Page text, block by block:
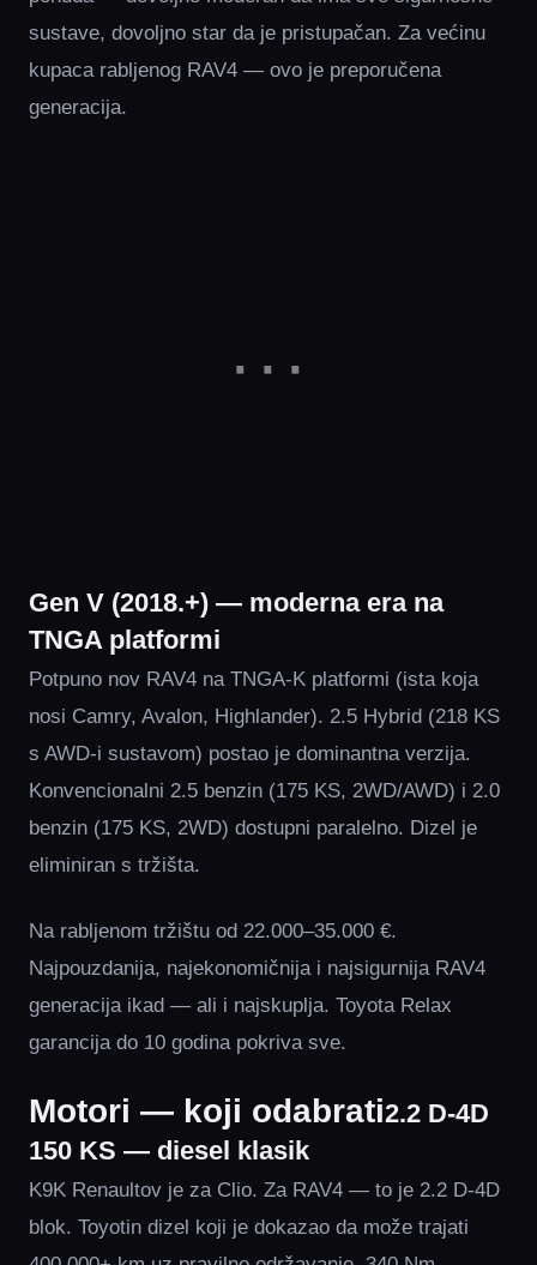
sustave, dovoljno star da je pristupačan. Za većinu
kupaca rabljenog RAV4 — ovo je preporučena
generacija.
Gen V (2018.+) — moderna era na
TNGA platformi
Potpuno nov RAV4 na TNGA-K platformi (ista koja
nosi Camry, Avalon, Highlander). 2.5 Hybrid (218 KS
s AWD-i sustavom) postao je dominantna verzija.
Konvencionalni 2.5 benzin (175 KS, 2WD/AWD) i 2.0
benzin (175 KS, 2WD) dostupni paralelno. Dizel je
eliminiran s tržišta.
Na rabljenom tržištu od 22.000–35.000 €.
Najpouzdanija, najekonomičnija i najsigurnija RAV4
generacija ikad — ali i najskuplja. Toyota Relax
garancija do 10 godina pokriva sve.
Motori — koji odabrati2.2 D-4D
150 KS — diesel klasik
K9K Renaultov je za Clio. Za RAV4 — to je 2.2 D-4D
blok. Toyotin dizel koji je dokazao da može trajati